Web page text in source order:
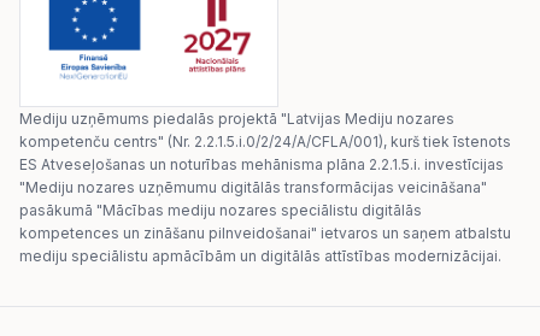
Mediju uzņēmums piedalās projektā "Latvijas Mediju nozares
kompetenču centrs" (Nr. 2.2.1.5.i.0/2/24/A/CFLA/001), kurš tiek īstenots
ES Atveseļošanas un noturības mehānisma plāna 2.2.1.5.i. investīcijas
"Mediju nozares uzņēmumu digitālās transformācijas veicināšana"
pasākumā "Mācības mediju nozares speciālistu digitālās
kompetences un zināšanu pilnveidošanai" ietvaros un saņem atbalstu
mediju speciālistu apmācībām un digitālās attīstības modernizācijai.